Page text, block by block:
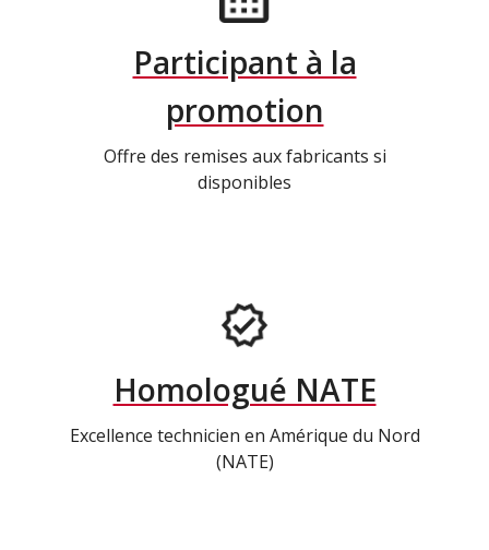
Participant à la
promotion
Offre des remises aux fabricants si
disponibles
Homologué NATE
Excellence technicien en Amérique du Nord
(NATE)